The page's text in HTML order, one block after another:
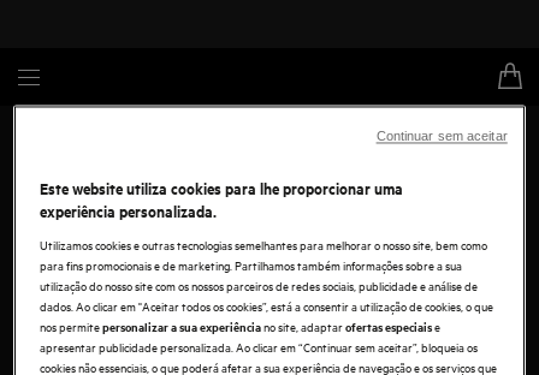
Resolução do contrato online
Pode usar este formulário para exercer o direito de
livre resolução de contratos online. Após enviar,
“Resolução do contrato” para começar.
Resolução do contrato
Este website utiliza cookies para lhe proporcionar uma
experiência personalizada.
Utilizamos cookies e outras tecnologias semelhantes para melhorar o nosso site, bem como
para fins promocionais e de marketing. Partilhamos também informações sobre a sua
utilização do nosso site com os nossos parceiros de redes sociais, publicidade e análise de
dados. Ao clicar em "Aceitar todos os cookies”, está a consentir a utilização de cookies, o que
nos permitepersonalizar a sua experiênciano site, adaptarofertas especiaise
apresentar publicidade personalizada. Ao clicar em “Continuar sem aceitar”, bloqueia os
cookies não essenciais, o que poderá afetar a sua experiência de navegação e os serviços que
Continuar sem aceitar